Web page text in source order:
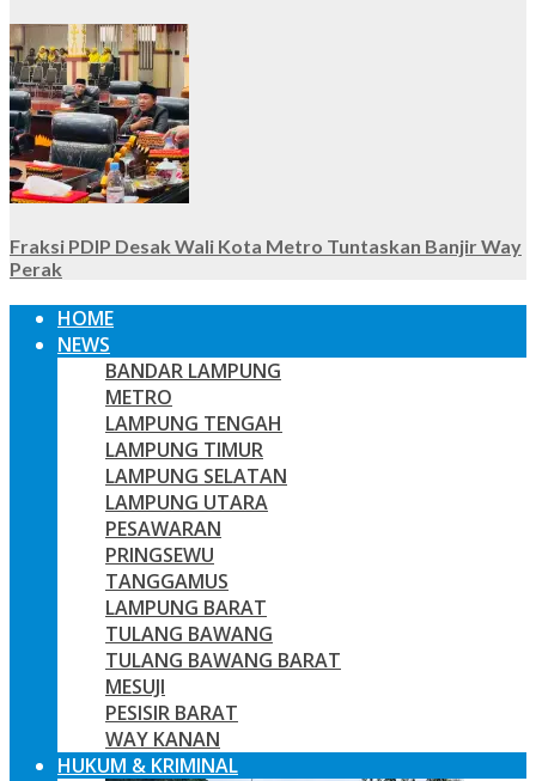
Fraksi PDIP Desak Wali Kota Metro Tuntaskan Banjir Way
Perak
HOME
NEWS
BANDAR LAMPUNG
METRO
LAMPUNG TENGAH
LAMPUNG TIMUR
LAMPUNG SELATAN
LAMPUNG UTARA
PESAWARAN
PRINGSEWU
TANGGAMUS
LAMPUNG BARAT
TULANG BAWANG
TULANG BAWANG BARAT
MESUJI
PESISIR BARAT
WAY KANAN
HUKUM & KRIMINAL